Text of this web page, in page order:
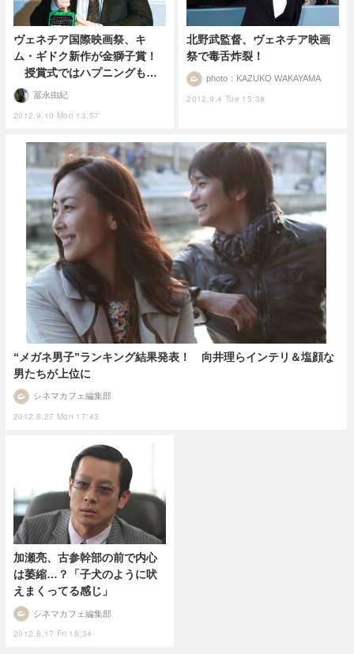
ヴェネチア国際映画祭、キ
ム・ギドク新作が金獅子賞！
授賞式ではハプニングも…
2012.9.10 Mon 13:57
冨永由紀
北野武監督、ヴェネチア映画
祭で毒舌炸裂！
2012.9.4 Tue 15:38
photo：KAZUKO WAKAYAMA
“メガネ男子”ランキング結果発表！ 向井理らインテリ＆塩顔な
男たちが上位に
2012.8.27 Mon 17:43
シネマカフェ編集部
加瀬亮、古参幹部の前で内心
は萎縮…？「子犬のように吠
えまくってる感じ」
2012.8.17 Fri 18:34
シネマカフェ編集部